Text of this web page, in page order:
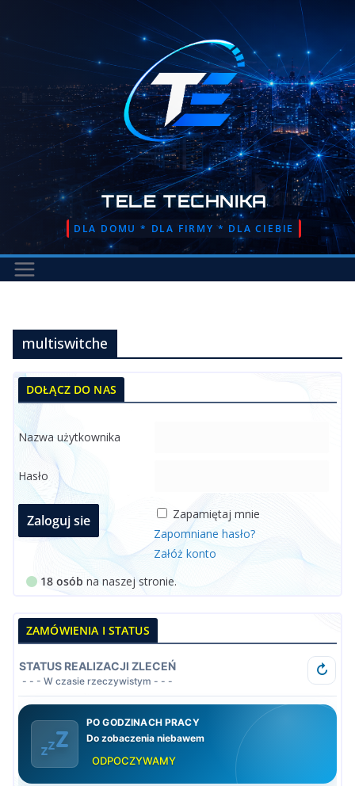
TELE TECHNIKA
DLA DOMU * DLA FIRMY * DLA CIEBIE
multiswitche
DOŁĄCZ DO NAS
Nazwa użytkownika
Hasło
Zapamiętaj mnie
Zapomniane hasło?
Załóż konto
18 osób na naszej stronie.
ZAMÓWIENIA I STATUS
STATUS REALIZACJI ZLECEŃ
- - - W czasie rzeczywistym - - -
↻
PO GODZINACH PRACY
Do zobaczenia niebawem
ODPOCZYWAMY